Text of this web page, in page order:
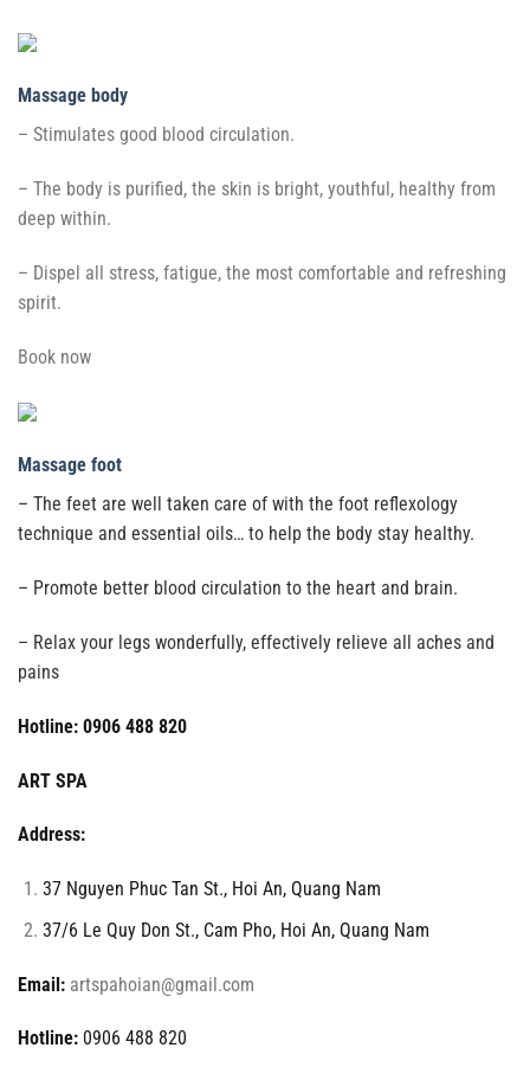
Massage body
– Stimulates good blood circulation.
– The body is purified, the skin is bright, youthful, healthy from
deep within.
– Dispel all stress, fatigue, the most comfortable and refreshing
spirit.
Book now
Massage foot
– The feet are well taken care of with the foot reflexology
technique and essential oils… to help the body stay healthy.
– Promote better blood circulation to the heart and brain.
– Relax your legs wonderfully, effectively relieve all aches and
pains
Hotline: 0906 488 820
ART SPA
Address:
37 Nguyen Phuc Tan St., Hoi An, Quang Nam
37/6 Le Quy Don St., Cam Pho, Hoi An, Quang Nam
Email: artspahoian@gmail.com
Hotline: 0906 488 820